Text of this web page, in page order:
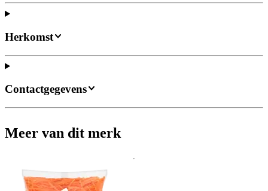
Herkomst
Contactgegevens
Meer van dit merk